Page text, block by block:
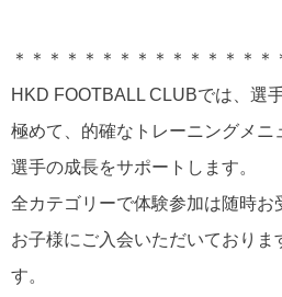
＊＊＊＊＊＊＊＊＊＊＊＊＊＊＊
HKD FOOTBALL CLUBでは、選
極めて、的確なトレーニングメニ
選手の成長をサポートします。
全カテゴリーで体験参加は随時お
お子様にご入会いただいておりま
す。